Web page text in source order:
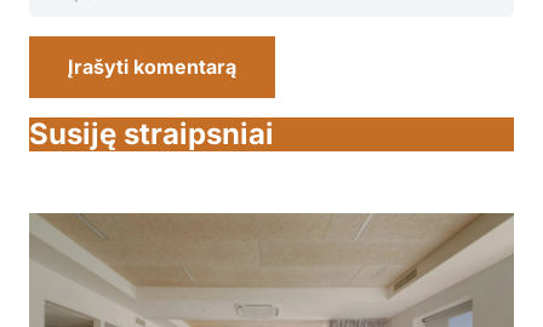
Įrašyti komentarą
Susiję straipsniai